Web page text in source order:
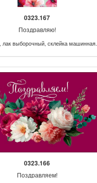
0323.167
Поздравляю!
лак выборочный, склейка машинная.
0323.166
Поздравляем!